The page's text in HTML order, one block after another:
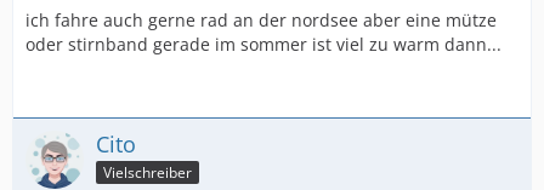
ich fahre auch gerne rad an der nordsee aber eine mütze
oder stirnband gerade im sommer ist viel zu warm dann...
Cito
Vielschreiber